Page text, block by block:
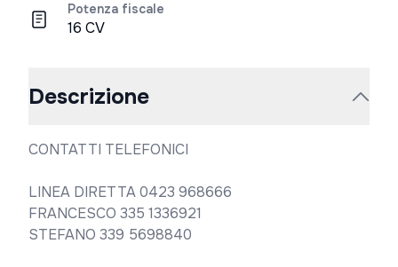
Potenza fiscale
16 CV
Descrizione
CONTATTI TELEFONICI
LINEA DIRETTA 0423 968666
FRANCESCO 335 1336921
STEFANO 339 5698840